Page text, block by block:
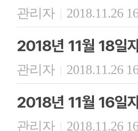
관리자 | 2018.11.26
2018년 11월 18일
관리자 | 2018.11.26
2018년 11월 16일
관리자 | 2018.11.26